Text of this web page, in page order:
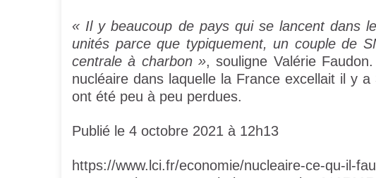
« Il y beaucoup de pays qui se lancent dans
unités parce que typiquement, un couple de
centrale à charbon », souligne Valérie
nucléaire dans laquelle la France excellait il y
ont été peu à peu perdues.
Publié le 4 octobre 2021 à 12h13
https://www.lci.fr/economie/nucleaire-ce-qu-il-